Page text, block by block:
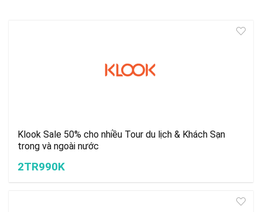
Klook Sale 50% cho nhiều Tour du lịch & Khách Sạn
trong và ngoài nước
2TR990K